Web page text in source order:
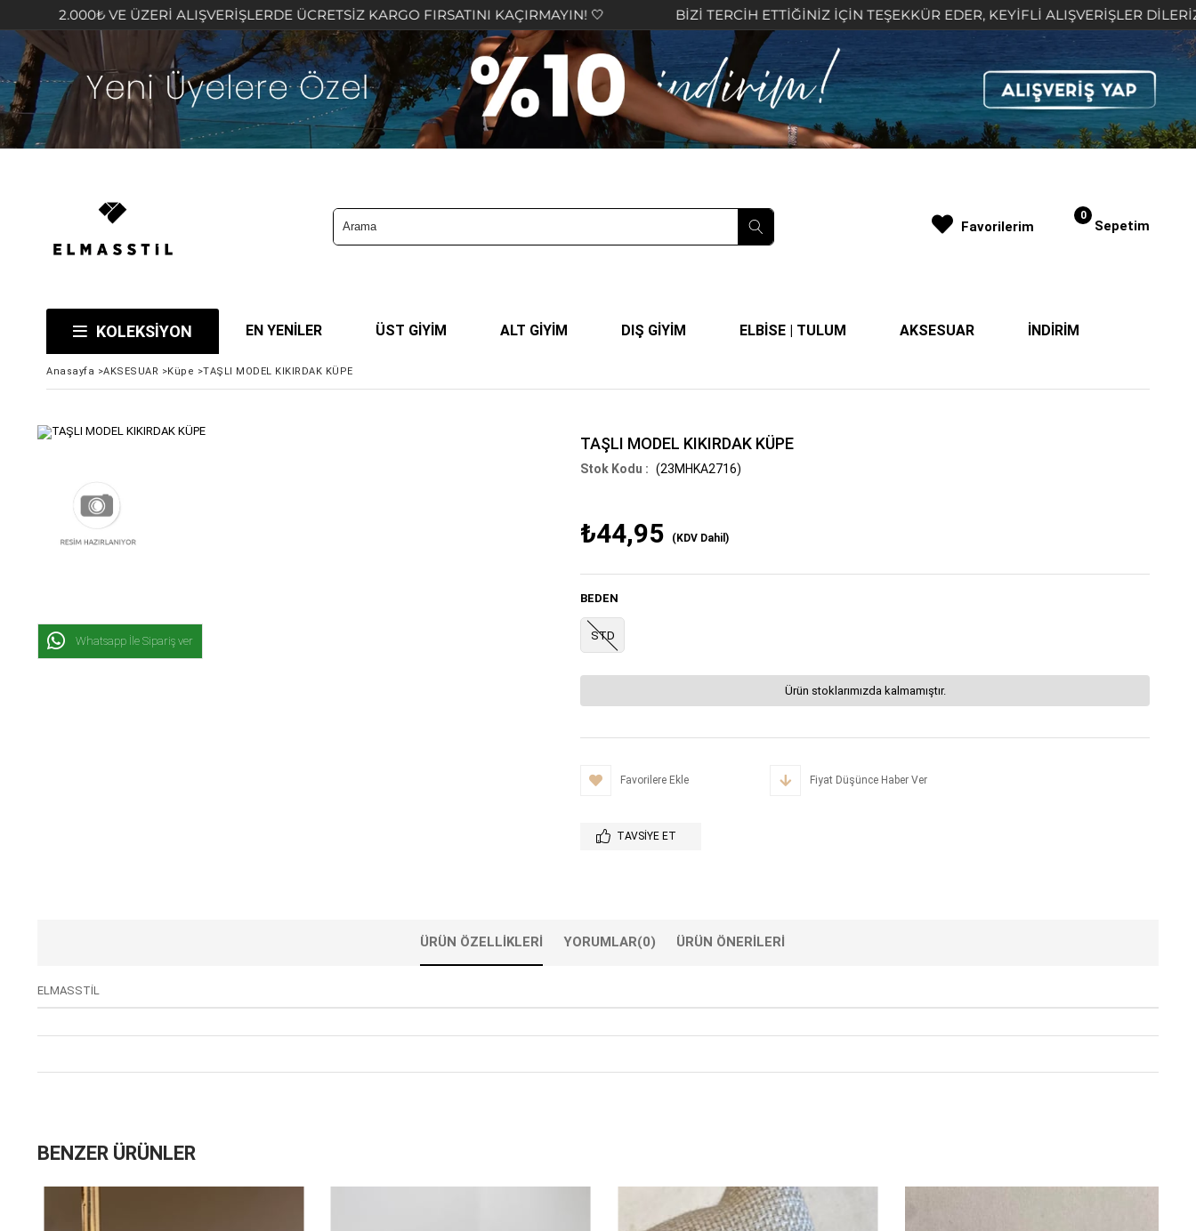
VE ÜZERİ ALIŞVERİŞLERDE ÜCRETSİZ KARGO FIRSATINI KAÇIRMAYIN! 🤍 BİZİ TERCİH ETTİĞİNİZ İÇİN TEŞEKKÜR EDER, KEYİFLİ ALIŞVERİŞLER DİLERİZ 🤍
Sepetim
0
KOLEKSİYON EN YENİLER ÜST GİYİM ALT GİYİM DIŞ GİYİM ELBİSE | TULUM AKSESUAR İNDİRİM
Favorilerim
Anasayfa >AKSESUAR >Küpe >TAŞLI MODEL KIKIRDAK KÜPE
Whatsapp İle Sipariş ver
TAŞLI MODEL KIKIRDAK KÜPE
(23MHKA2716)
₺44,95 (KDV Dahil)
BEDEN
STD
Ürün stoklarımızda kalmamıştır.
Favorilere Ekle Fiyat Düşünce Haber Ver
TAVSIYE ET
ÜRÜN ÖZELLIKLERI YORUMLAR(0) ÜRÜN ÖNERILERI
ELMASSTİL
BENZER ÜRÜNLER